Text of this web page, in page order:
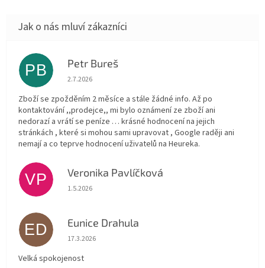
PB Petr Bureš
Hodnocení obchodu je 1 z 5 hvězdiček.
2.7.2026
Zboží se zpožděním 2 měsíce a stále žádné info. Až po
kontaktování ,,prodejce,, mi bylo oznámení ze zboží ani
nedorazí a vrátí se peníze … krásné hodnocení na jejich
stránkách , které si mohou sami upravovat , Google raději ani
nemají a co teprve hodnocení uživatelů na Heureka.
VP Veronika Pavlíčková
Hodnocení obchodu je 5 z 5 hvězdiček.
1.5.2026
ED Eunice Drahula
Hodnocení obchodu je 5 z 5 hvězdiček.
17.3.2026
Velká spokojenost